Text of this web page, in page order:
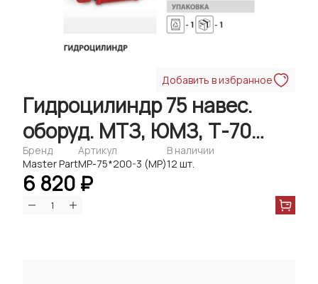
Добавить в избранное
Гидроцилиндр 75 навес.
оборуд. МТЗ, ЮМЗ, Т-70
(Master-Part)
Бренд
Master Part
Артикул
MP-75*200-3 (МР)
В наличии
12 шт.
6 820 ₽